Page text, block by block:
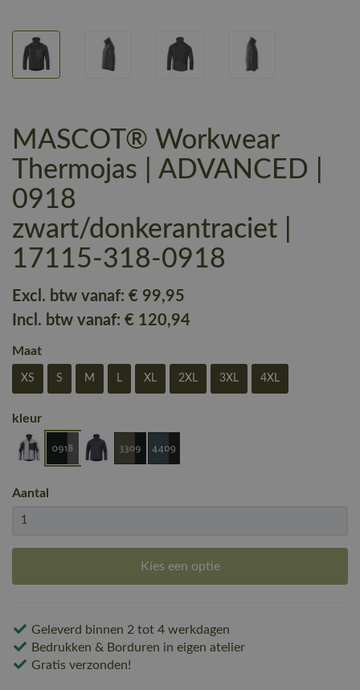
MASCOT® Workwear
Thermojas | ADVANCED |
0918
zwart/donkerantraciet |
17115-318-0918
Excl. btw vanaf: € 99,95
Incl. btw vanaf: € 120,94
Maat
XS S M L XL 2XL 3XL 4XL
kleur
Aantal
Kies een optie
Geleverd binnen 2 tot 4 werkdagen
Bedrukken & Borduren in eigen atelier
Gratis verzonden!